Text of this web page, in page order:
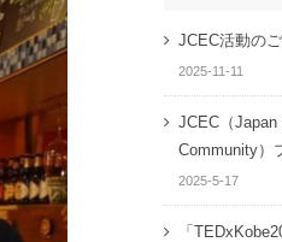
JCEC活動の
2025-11-11
JCEC（Japan
Community）
2025-5-17
「